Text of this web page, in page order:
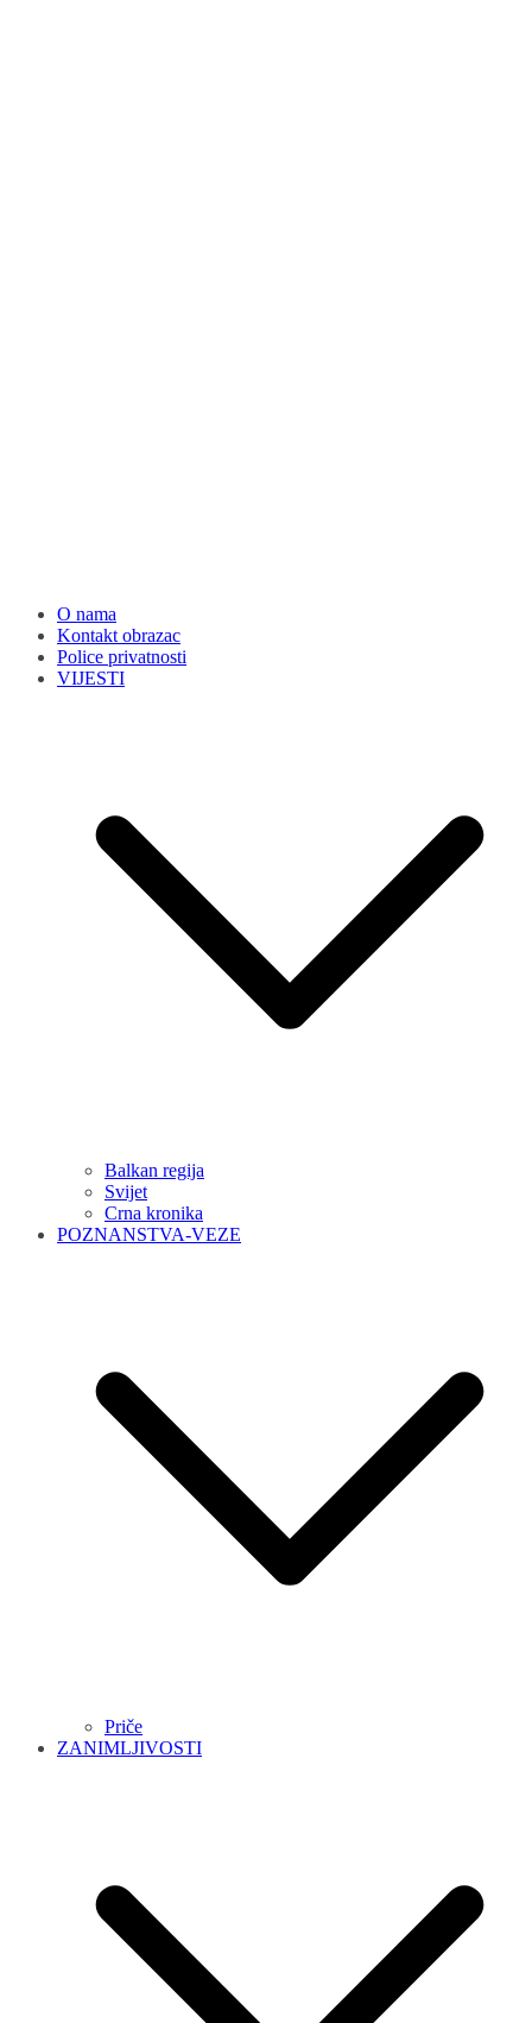
O nama
Kontakt obrazac
Police privatnosti
VIJESTI
Balkan regija
Svijet
Crna kronika
POZNANSTVA-VEZE
Priče
ZANIMLJIVOSTI